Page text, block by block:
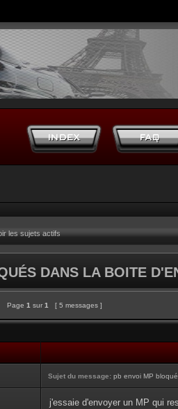
les sujets actifs
DANS LA BOITE
Page 1 sur 1 [ 5 messages ]
Sujet du message: pb envoi MP
j'essaie d'envoyer un MP qui